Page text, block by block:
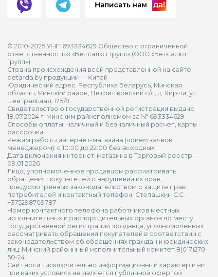
Написать нам
© 2010-2025 УНП 693334629 Общество с ограниченной
ответственностью «Белсалют Групп» (ООО «Белсалют
Групп»)
Страна происхождения всей представленной на сайте
petarda.by продукции — Китай
Юридический адрес: Республика Беларусь, Минская
область, Минский район, Петришковский с/с, д. Кирши, ул.
Центральная, 17Б/9
Свидетельство о государственной регистрации выдано
18.07.2024 г. Минским райисполкомом за № 693334629
Способы оплаты: наличный и безналичный расчет, карты
рассрочки
Режим работы интернет-магазина (прием заявок
менеджером): с 10:00 до 22:00 без выходных
Дата включения интернет-магазина в Торговый реестр —
09.01.2026
Лицо, уполномоченное продавцом рассматривать
обращения покупателей о нарушении их прав,
предусмотренных законодательством о защите прав
потребителей и контактный телефон: Степашкин С.С.
+375298709787
Номер контактного телефона работников местных
исполнительных и распорядительных органов по месту
государственной регистрации продавца, уполномоченных
рассматривать обращения покупателей в соответствии с
законодательством об обращениях граждан и юридических
лиц: Минский районнный исполнительный комитет 8(017)270-
50-24
Сайт носит исключительно информационный характер и ни
при каких условиях не является публичной офертой.